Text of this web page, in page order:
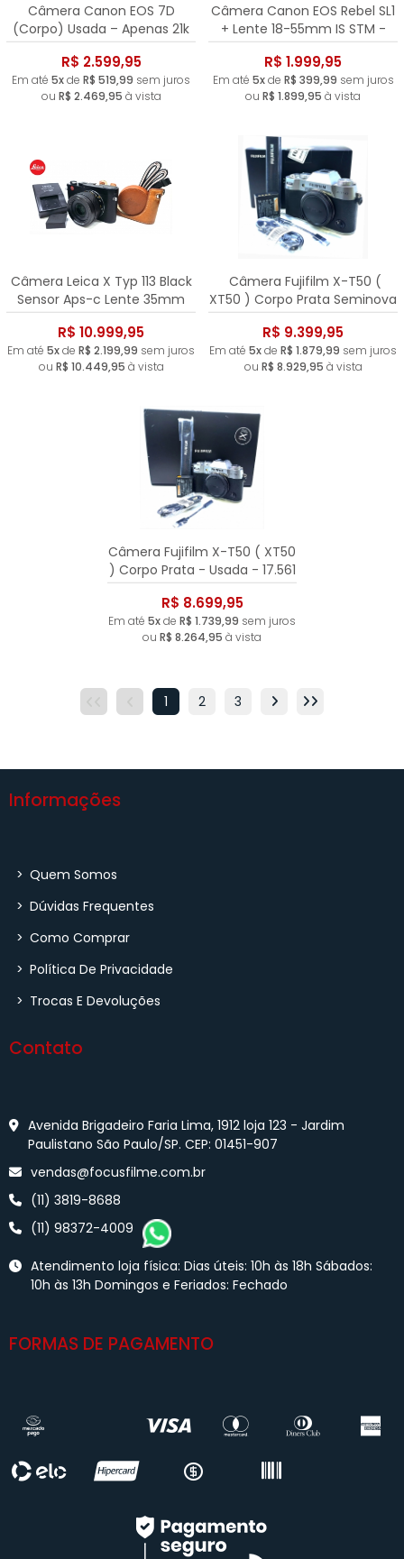
Câmera Canon EOS 7D
(Corpo) Usada – Apenas 21k
Cliques
R$ 2.599,95
Em até 5xde R$ 519,99 sem juros
ou R$ 2.469,95 à vista
Câmera Canon EOS Rebel SL1
+ Lente 18-55mm IS STM -
Apenas 7.655 Cliques!
R$ 1.999,95
Em até 5xde R$ 399,99 sem juros
ou R$ 1.899,95 à vista
Câmera Leica X Typ 113 Black
Sensor Aps-c Lente 35mm
F/1.7 Summilux - Usada
R$ 10.999,95
Em até 5xde R$ 2.199,99 sem juros
ou R$ 10.449,95 à vista
Câmera Fujifilm X-T50 (
XT50 ) Corpo Prata Seminova
- Apenas 2.830 Cliques
R$ 9.399,95
Em até 5xde R$ 1.879,99 sem juros
ou R$ 8.929,95 à vista
Câmera Fujifilm X-T50 ( XT50
) Corpo Prata - Usada - 17.561
Cliques
R$ 8.699,95
Em até 5xde R$ 1.739,99 sem juros
ou R$ 8.264,95 à vista
1 2 3
Informações
> Quem Somos
> Dúvidas Frequentes
> Como Comprar
> Política De Privacidade
> Trocas E Devoluções
Contato
Avenida Brigadeiro Faria Lima, 1912 loja 123 - Jardim
Paulistano São Paulo/SP. CEP: 01451-907
vendas@focusfilme.com.br
(11) 3819-8688
(11) 98372-4009
Atendimento loja física: Dias úteis: 10h às 18h Sábados:
10h às 13h Domingos e Feriados: Fechado
FORMAS DE PAGAMENTO